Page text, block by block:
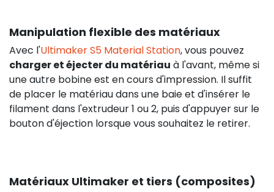
Manipulation flexible des matériaux
Avec l'Ultimaker S5 Material Station, vous pouvez
charger et éjecter du matériau à l'avant, même si
une autre bobine est en cours d'impression. Il suffit
de placer le matériau dans une baie et d'insérer le
filament dans l'extrudeur 1 ou 2, puis d'appuyer sur le
bouton d'éjection lorsque vous souhaitez le retirer.
Matériaux Ultimaker et tiers (composites)